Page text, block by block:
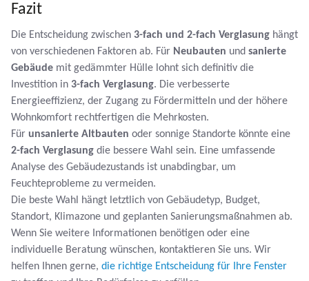
Fazit
Die Entscheidung zwischen 3-fach und 2-fach Verglasung hängt
von verschiedenen Faktoren ab. Für Neubauten und sanierte
Gebäude mit gedämmter Hülle lohnt sich definitiv die
Investition in 3-fach Verglasung. Die verbesserte
Energieeffizienz, der Zugang zu Fördermitteln und der höhere
Wohnkomfort rechtfertigen die Mehrkosten.
Für unsanierte Altbauten oder sonnige Standorte könnte eine
2-fach Verglasung die bessere Wahl sein. Eine umfassende
Analyse des Gebäudezustands ist unabdingbar, um
Feuchteprobleme zu vermeiden.
Die beste Wahl hängt letztlich von Gebäudetyp, Budget,
Standort, Klimazone und geplanten Sanierungsmaßnahmen ab.
Wenn Sie weitere Informationen benötigen oder eine
individuelle Beratung wünschen, kontaktieren Sie uns. Wir
helfen Ihnen gerne, die richtige Entscheidung für Ihre Fenster